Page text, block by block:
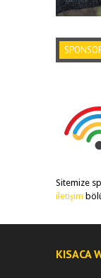
Sitemize
iletişim
KISACA